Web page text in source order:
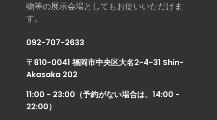
物等の展示会場としてもお使いいただけま
す。
092-707-2633
〒810-0041 福岡市中央区大名2-4-31 Shin-
Akasaka 202
11:00 - 23:00（予約がない場合は、14:00 -
22:00）